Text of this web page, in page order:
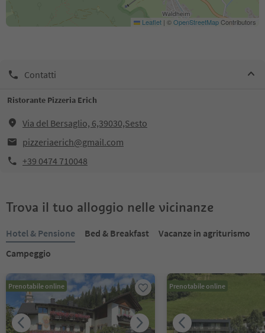
Leaflet | ©OpenStreetMapContributors
Contatti
Ristorante Pizzeria Erich
Via del Bersaglio, 6,39030,Sesto
pizzeriaerich@gmail.com
+39 0474 710048
Trova il tuo alloggio nelle vicinanze
Hotel & Pensione Bed & Breakfast
Vacanze in agriturismo
Campeggio
Prenotabile online Prenotabile online